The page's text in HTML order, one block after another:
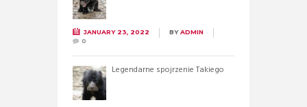
JANUARY 23, 2022 BYADMIN
0
Legendarne spojrzenie Takiego